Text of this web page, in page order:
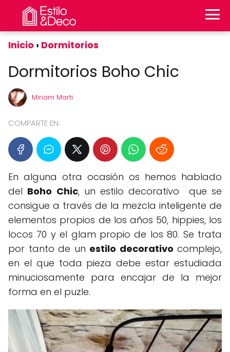
Inicio Dormitorios
Dormitorios Boho Chic
Miriam Marti
COMPARTE EN:
En alguna otra ocasión os hemos hablado
del Boho Chic, un estilo decorativo que se
consigue a través de la mezcla inteligente de
elementos propios de los años 50, hippies, los
locos 70 y el glam propio de los 80. Se trata
por tanto de un estilo decorativo complejo,
en el que toda pieza debe estar estudiada
minuciosamente para encajar de la mejor
forma en el puzle.